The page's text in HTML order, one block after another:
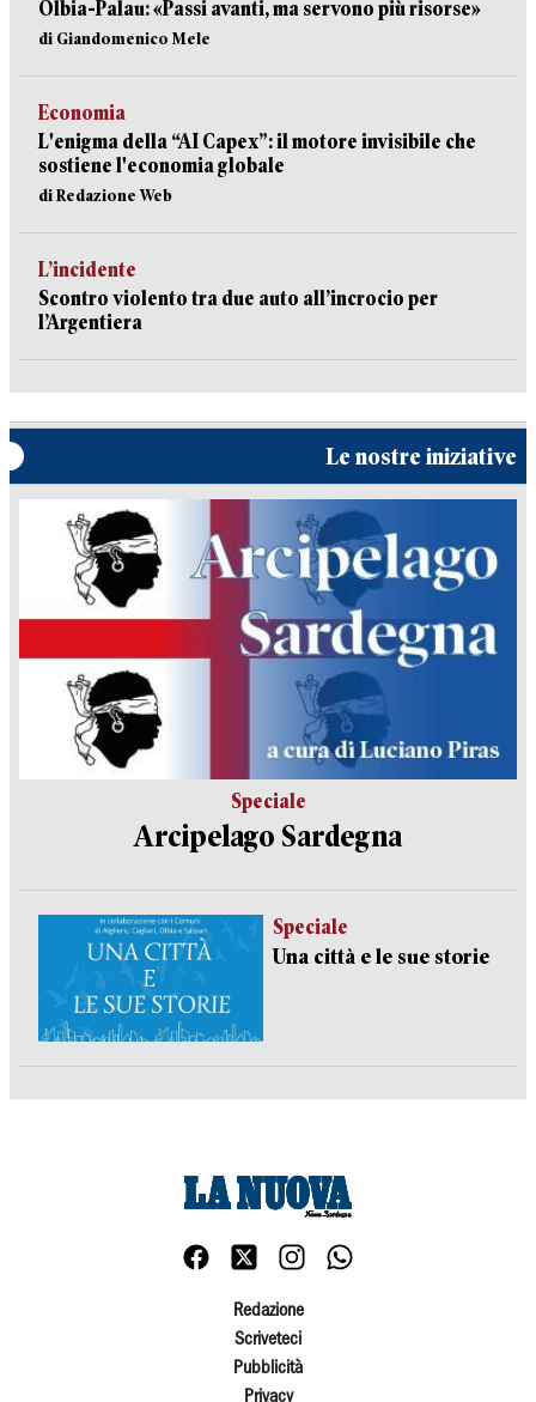
Olbia-Palau: «Passi avanti, ma servono più risorse»
di Giandomenico Mele
Economia
L'enigma della “AI Capex”: il motore invisibile che
sostiene l'economia globale
di Redazione Web
L’incidente
Scontro violento tra due auto all’incrocio per
l’Argentiera
Le nostre iniziative
Speciale
Arcipelago Sardegna
Speciale
Una città e le sue storie
Redazione
Scriveteci
Pubblicità
Privacy